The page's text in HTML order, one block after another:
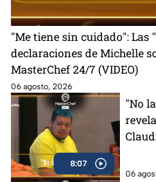
"Me tiene sin cuidado":
declaraciones de Michelle
MasterChef 24/7 (VIDEO)
06 agosto, 2026
8:07
"No
06